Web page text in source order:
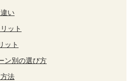
い
ット
ット
ン別の選び方
法